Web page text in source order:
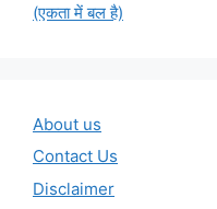
(एकता में बल है)
About us
Contact Us
Disclaimer